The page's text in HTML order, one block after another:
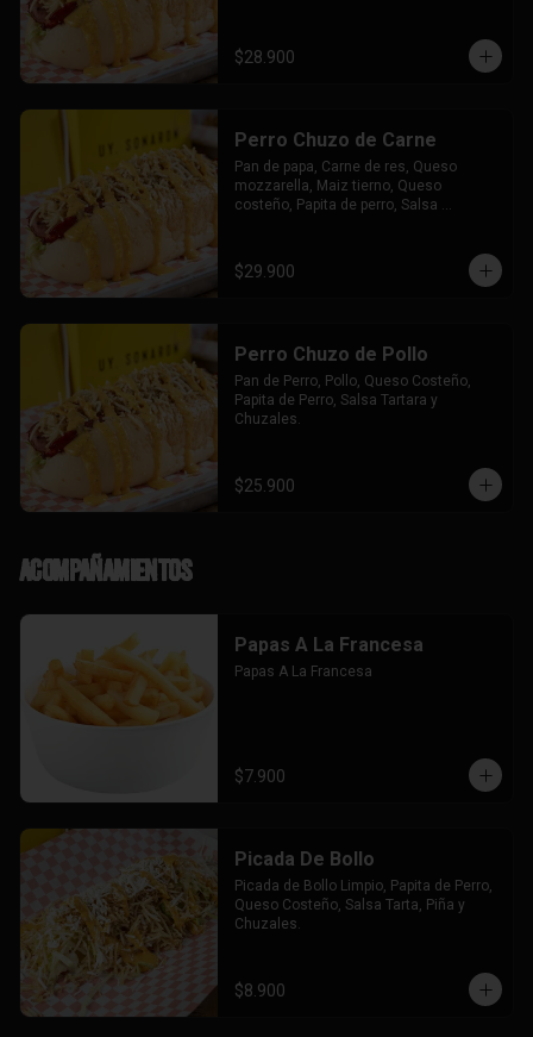
$28.900
Perro Chuzo de Carne
Pan de papa, Carne de res, Queso
mozzarella, Maiz tierno, Queso
costeño, Papita de perro, Salsa
$29.900
Perro Chuzo de Pollo
Pan de Perro, Pollo, Queso Costeño,
Papita de Perro, Salsa Tartara y
Chuzales.
$25.900
Acompañamientos
Papas A La Francesa
Papas A La Francesa
$7.900
Picada De Bollo
Picada de Bollo Limpio, Papita de Perro,
Queso Costeño, Salsa Tarta, Piña y
Chuzales.
$8.900